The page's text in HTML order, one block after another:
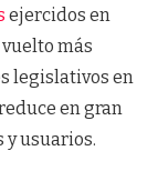
ejercidos en
más
legislativos en
en gran
usuarios.